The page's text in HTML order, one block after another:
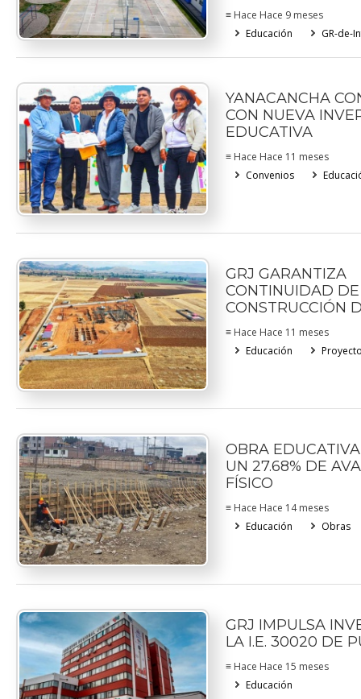
≡ Hace Hace 9 meses
Educación
GR-de-
YANACANCHA
CON NUEVA
EDUCATIVA
≡ Hace Hace 11 meses
Convenios
GRJ GARANTIZA
CONTINUIDAD DE
CONSTRUCCIÓN
≡ Hace Hace 11 meses
Educación
OBRA
UN 27.68% DE
FÍSICO
≡ Hace Hace 14 meses
Educación
Obras
GRJ IMPULSA
LA I.E. 30020 DE
≡ Hace Hace 15 meses
Educación